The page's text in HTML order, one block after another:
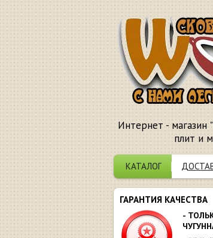
Интернет - магазин
плит и
КАТАЛОГ
ГАРАНТИЯ КАЧЕСТВА
-